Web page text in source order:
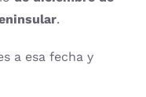
.
a esa fecha y